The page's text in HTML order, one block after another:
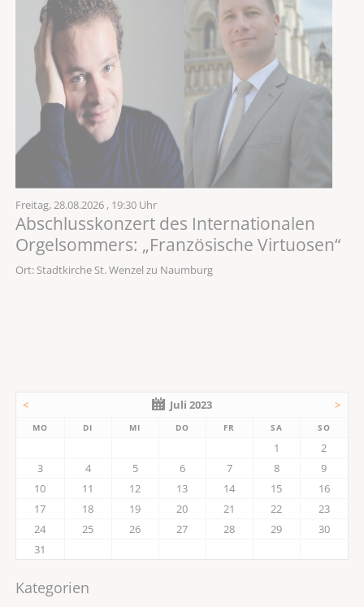
Freitag,28.08.2026 , 19:30 Uhr
Abschlusskonzert des Internationalen
Orgelsommers: „Französische Virtuosen“
Ort: Stadtkirche St. Wenzel zu Naumburg
< Juli 2023 >
MO DI MI DO FR SA SO
1
2
3
4 5 6 7 8
9
10
11 12 13 14 15
16
17
18 19 20 21 22
23
24
25 26 27 28 29
30
31
Kategorien